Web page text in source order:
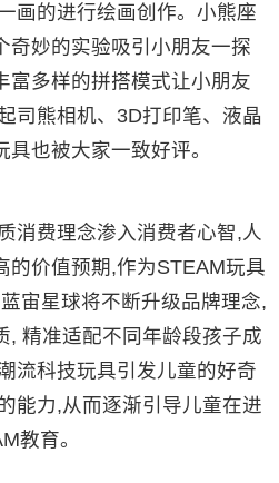
画的进行绘画创作。小熊座
奇妙的实验吸引小朋友一探
富多样的拼搭模式让小朋友
司熊相机、3D打印笔、液晶
也被大家一致好评。
费理念渗入消费者心智,人
的价值预期,作为STEAM玩具
宙星球将不断升级品牌理念,
, 精准适配不同年龄段孩子成
流科技玩具引发儿童的好奇
能力,从而逐渐引导儿童在进
教育。